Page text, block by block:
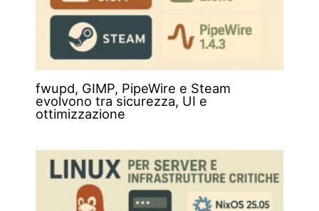
fwupd, GIMP, PipeWire e Steam
evolvono tra sicurezza, UI e
ottimizzazione